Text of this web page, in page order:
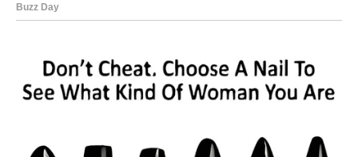
Zvijezde vam donose novu energiju, motivaciju i osjećaj
Sreća vam dolazi onda kada ste